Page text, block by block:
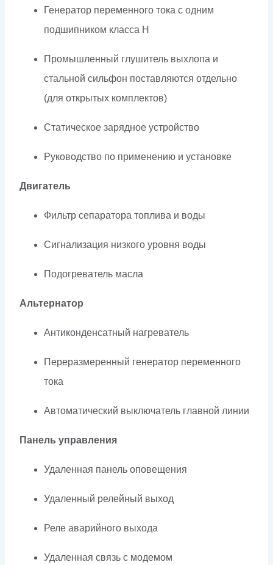
Генератор переменного тока с одним
подшипником класса H
Промышленный глушитель выхлопа и
стальной сильфон поставляются отдельно
(для открытых комплектов)
Статическое зарядное устройство
Руководство по применению и установке
Двигатель
Фильтр сепаратора топлива и воды
Сигнализация низкого уровня воды
Подогреватель масла
Альтернатор
Антиконденсатный нагреватель
Переразмеренный генератор переменного
тока
Автоматический выключатель главной линии
Панель управления
Удаленная панель оповещения
Удаленный релейный выход
Реле аварийного выхода
Удаленная связь с модемом